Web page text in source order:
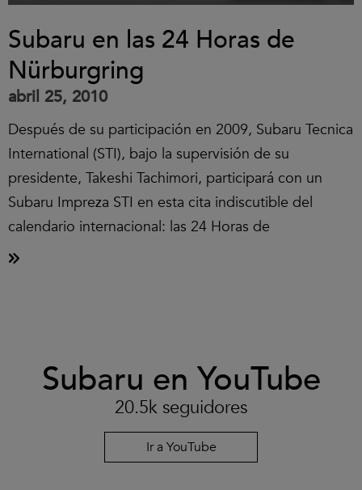
Subaru en las 24 Horas de
Nürburgring
abril 25, 2010
Después de su participación en 2009, Subaru Tecnica
International (STI), bajo la supervisión de su
presidente, Takeshi Tachimori, participará con un
Subaru Impreza STI en esta cita indiscutible del
calendario internacional: las 24 Horas de
Subaru en YouTube
20.5k seguidores
Ir a YouTube
aceptar